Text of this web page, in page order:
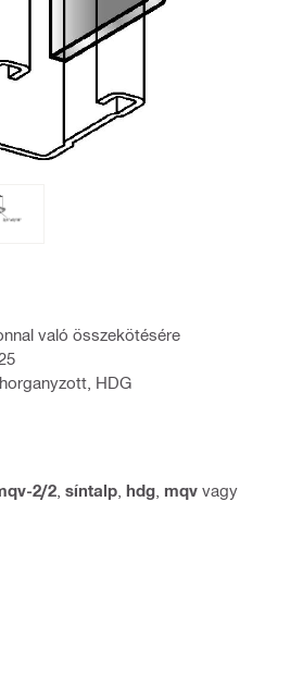
való összekötésére
HDG
2/2 síntalp hdg mqv vagy